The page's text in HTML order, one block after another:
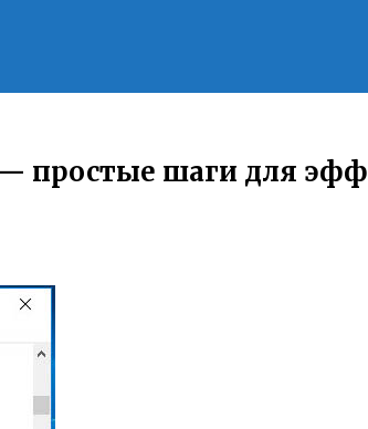
простые шаги для